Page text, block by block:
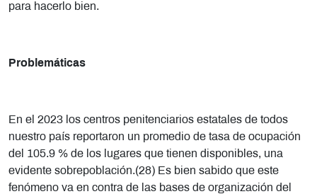
para hacerlo bien.
Problemáticas
En el 2023 los centros penitenciarios estatales de todos
nuestro país reportaron un promedio de tasa de ocupación
del 105.9 % de los lugares que tienen disponibles, una
evidente sobrepoblación.(28) Es bien sabido que este
fenómeno va en contra de las bases de organización del